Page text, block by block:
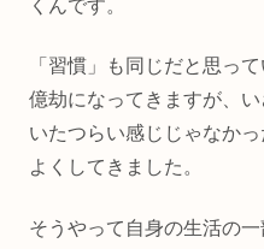
くんです。
「習慣」も同じだと思っ
億劫になってきますが、
いたつらい感じじゃなか
よくしてきました。
そうやって自身の生活の